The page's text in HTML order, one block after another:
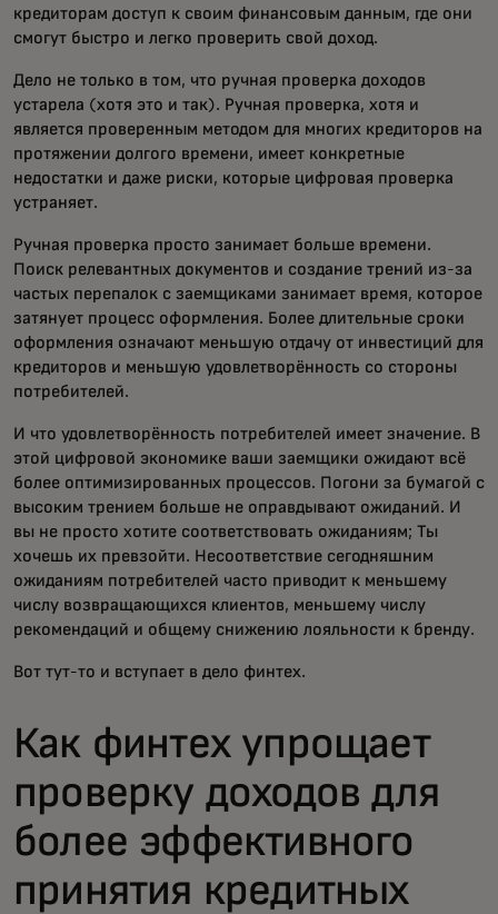
кредиторам доступ к своим финансовым данным, где они
смогут быстро и легко проверить свой доход.
Дело не только в том, что ручная проверка доходов
устарела (хотя это и так). Ручная проверка, хотя и
является проверенным методом для многих кредиторов на
протяжении долгого времени, имеет конкретные
недостатки и даже риски, которые цифровая проверка
устраняет.
Ручная проверка просто занимает больше времени.
Поиск релевантных документов и создание трений из-за
частых перепалок с заемщиками занимает время, которое
затянует процесс оформления. Более длительные сроки
оформления означают меньшую отдачу от инвестиций для
кредиторов и меньшую удовлетворённость со стороны
потребителей.
И что удовлетворённость потребителей имеет значение. В
этой цифровой экономике ваши заемщики ожидают всё
более оптимизированных процессов. Погони за бумагой с
высоким трением больше не оправдывают ожиданий. И
вы не просто хотите соответствовать ожиданиям; Ты
хочешь их превзойти. Несоответствие сегодняшним
ожиданиям потребителей часто приводит к меньшему
числу возвращающихся клиентов, меньшему числу
рекомендаций и общему снижению лояльности к бренду.
Вот тут-то и вступает в дело финтех.
Как финтех упрощает
проверку доходов для
более эффективного
принятия кредитных